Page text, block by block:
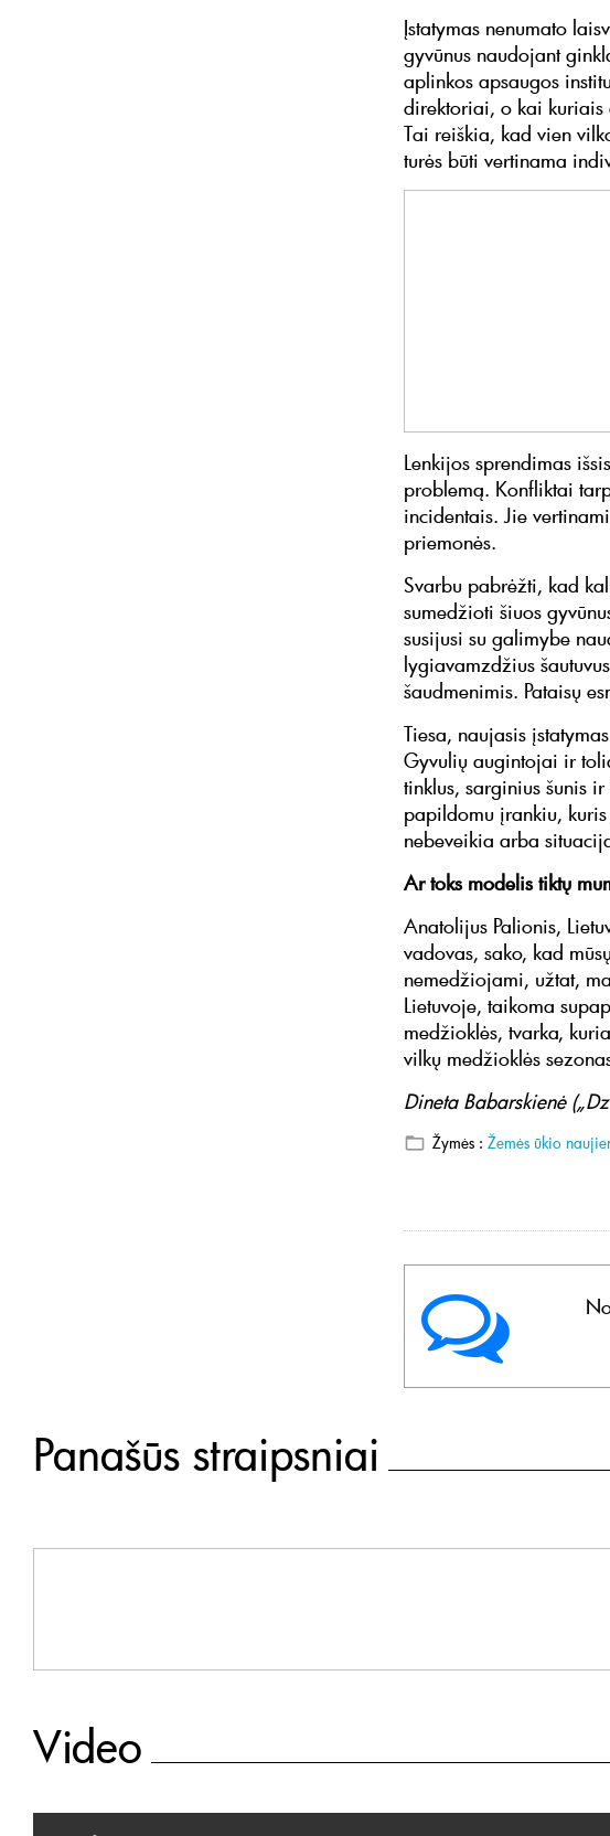
Įstatymas nenumato
gyvūnus naudojant
aplinkos apsaugos
direktoriai, o kai kuriais
Tai reiškia, kad vien
turės būti vertinama
Lenkijos sprendimas
problemą. Konfliktai
incidentais. Jie
priemonės.
Svarbu pabrėžti, kad
sumedžioti šiuos
susijusi su galimybe
lygiavamzdžius
šaudmenimis. Pataisų
Tiesa, naujasis
Gyvulių augintojai ir
tinklus, sarginius šunis
papildomu įrankiu,
nebeveikia arba
Ar toks modelis tiktų
Anatolijus Palionis,
vadovas, sako, kad
nemedžiojami, užtat,
Lietuvoje, taikoma
medžioklės, tvarka,
vilkų medžioklės
Dineta Babarskienė
Žymės : Žemės ūkio
Panašūs straipsniai
Video